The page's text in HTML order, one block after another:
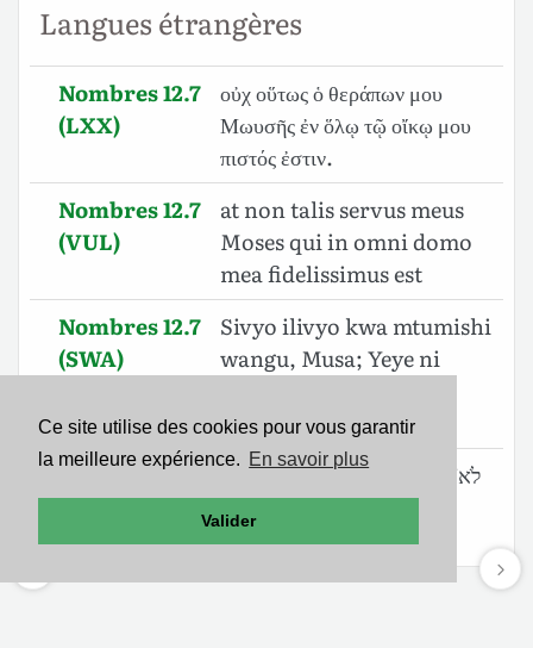
Ce site utilise des cookies pour vous garantir
la meilleure expérience. En savoir plus
Valider
Langues étrangères
Nombres 12.7
(LXX)
οὐχ οὕτως ὁ θεράπων μου
Μωυσῆς ἐν ὅλῳ τῷ οἴκῳ μου
πιστός ἐστιν.
Nombres 12.7
(VUL)
at non talis servus meus
Moses qui in omni domo
mea fidelissimus est
Nombres 12.7
(SWA)
Sivyo ilivyo kwa mtumishi
wangu, Musa; Yeye ni
nyumba yangu yote;
Nombres 12.7
(BHS)
לֹא־כֵ֖ן עַבְדִּ֣י מֹשֶׁ֑ה בְּכָל־בֵּיתִ֖י נֶאֱמָ֥ן
הֽוּא׃